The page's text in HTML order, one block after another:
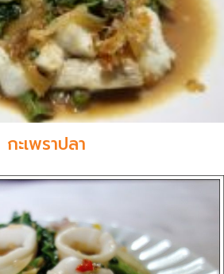
กะเพราปลา